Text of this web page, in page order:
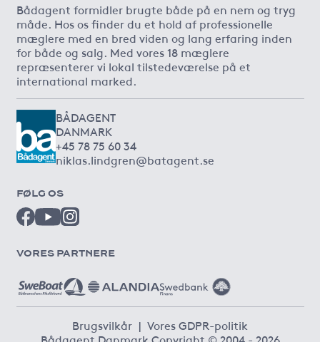
Bådagent formidler brugte både på en nem og tryg
måde. Hos os finder du et hold af professionelle
mæglere med en bred viden og lang erfaring inden
for både og salg. Med vores 18 mæglere
repræsenterer vi lokal tilstedeværelse på et
international marked.
BÅDAGENT
DANMARK
+45 78 75 60 34
niklas.lindgren@batagent.se
FØLG OS
VORES PARTNERE
Brugsvilkår | Vores GDPR-politik